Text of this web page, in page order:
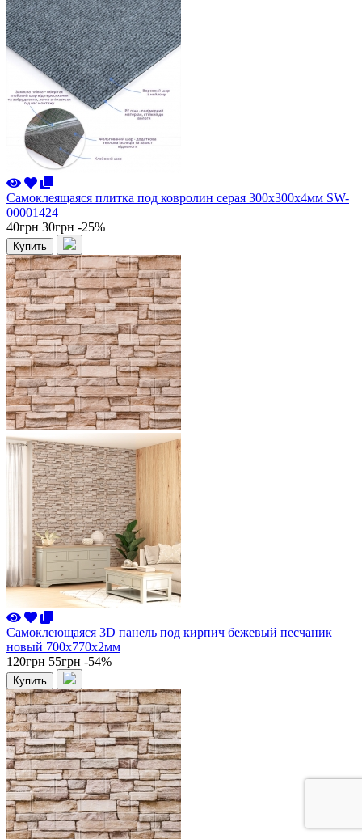
Самоклеящаяся плитка под ковролин серая 300х300х4мм SW-
00001424
40грн 30грн -25%
Купить
Самоклеющаяся 3D панель под кирпич бежевый песчаник
новый 700x770x2мм
120грн 55грн -54%
Купить